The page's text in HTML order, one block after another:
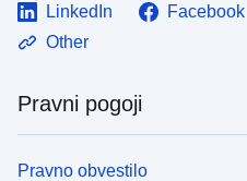
LinkedIn Facebook
Other
Pravni pogoji
Pravno obvestilo